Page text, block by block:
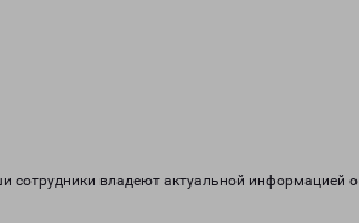
сотрудники владеют актуальной информацией о